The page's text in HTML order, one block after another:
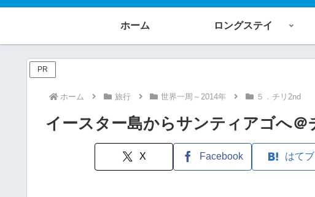
ホーム ロングステイ
PR
ホーム 旅行 世界一周～2014年 ５．チリ2nd
イースター島からサンティアゴへ＠
X Facebook はてブ